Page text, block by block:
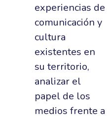
experiencias de
comunicación y
cultura
existentes en
su territorio,
analizar el
papel de los
medios frente a